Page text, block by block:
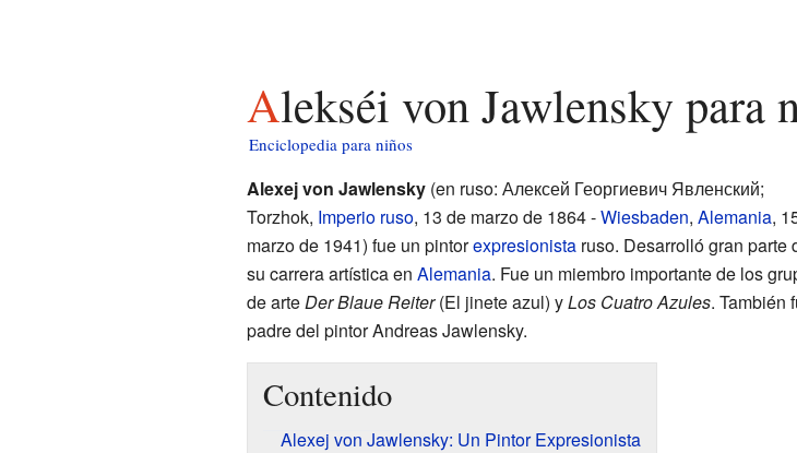
Alekséi von Jawlensky para
Enciclopedia para niños
Alexej von Jawlensky(en ruso: Алексей Георгиевич Явленский;
Torzhok, Imperio ruso, 13 de marzo de 1864 -Wiesbaden, Alemania,
marzo de 1941) fue un pintorexpresionistaruso. Desarrolló gran parte
su carrera artística en Alemania. Fue un miembro importante de los
de arteDer Blaue Reiter(El jinete azul) yLos Cuatro Azules. También
padre del pintor Andreas Jawlensky.
Contenido
Alexej von Jawlensky: Un Pintor Expresionista